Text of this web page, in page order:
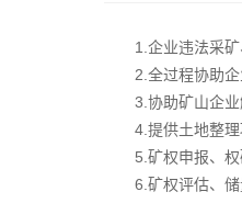
1.企业违法采矿、
2.全过程协助企业
3.协助矿山企业解
4.提供土地整理项
5.矿权申报、权矿
6.矿权评估、储